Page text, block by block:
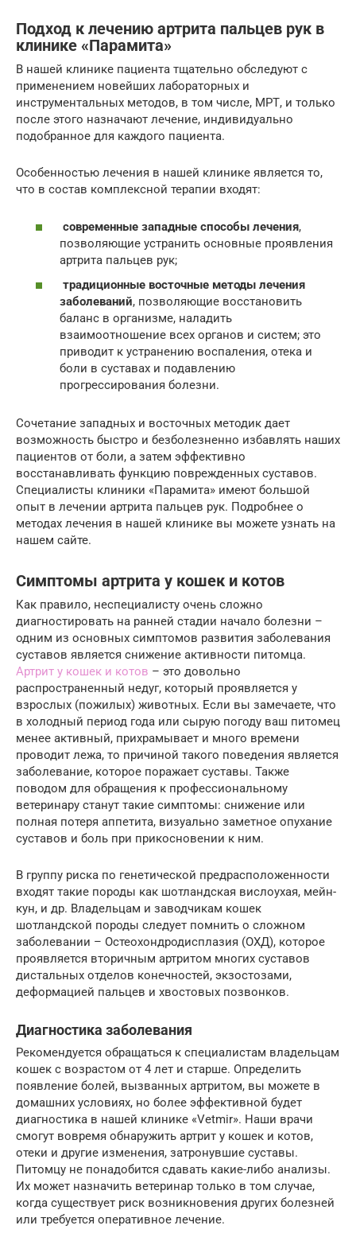
Подход к лечению артрита пальцев рук в
клинике «Парамита»
В нашей клинике пациента тщательно обследуют с
применением новейших лабораторных и
инструментальных методов, в том числе, МРТ, и только
после этого назначают лечение, индивидуально
подобранное для каждого пациента.
Особенностью лечения в нашей клинике является то,
что в состав комплексной терапии входят:
современные западные способы лечения,
позволяющие устранить основные проявления
артрита пальцев рук;
традиционные восточные методы лечения
заболеваний, позволяющие восстановить
баланс в организме, наладить
взаимоотношение всех органов и систем; это
приводит к устранению воспаления, отека и
боли в суставах и подавлению
прогрессирования болезни.
Сочетание западных и восточных методик дает
возможность быстро и безболезненно избавлять наших
пациентов от боли, а затем эффективно
восстанавливать функцию поврежденных суставов.
Специалисты клиники «Парамита» имеют большой
опыт в лечении артрита пальцев рук. Подробнее о
методах лечения в нашей клинике вы можете узнать на
нашем сайте.
Симптомы артрита у кошек и котов
Как правило, неспециалисту очень сложно
диагностировать на ранней стадии начало болезни –
одним из основных симптомов развития заболевания
суставов является снижение активности питомца.
Артрит у кошек и котов – это довольно
распространенный недуг, который проявляется у
взрослых (пожилых) животных. Если вы замечаете, что
в холодный период года или сырую погоду ваш питомец
менее активный, прихрамывает и много времени
проводит лежа, то причиной такого поведения является
заболевание, которое поражает суставы. Также
поводом для обращения к профессиональному
ветеринару станут такие симптомы: снижение или
полная потеря аппетита, визуально заметное опухание
суставов и боль при прикосновении к ним.
В группу риска по генетической предрасположенности
входят такие породы как шотландская вислоухая, мейн-
кун, и др. Владельцам и заводчикам кошек
шотландской породы следует помнить о сложном
заболевании – Остеохондродисплазия (ОХД), которое
проявляется вторичным артритом многих суставов
дистальных отделов конечностей, экзостозами,
деформацией пальцев и хвостовых позвонков.
Диагностика заболевания
Рекомендуется обращаться к специалистам владельцам
кошек с возрастом от 4 лет и старше. Определить
появление болей, вызванных артритом, вы можете в
домашних условиях, но более эффективной будет
диагностика в нашей клинике «Vetmir». Наши врачи
смогут вовремя обнаружить артрит у кошек и котов,
отеки и другие изменения, затронувшие суставы.
Питомцу не понадобится сдавать какие-либо анализы.
Их может назначить ветеринар только в том случае,
когда существует риск возникновения других болезней
или требуется оперативное лечение.